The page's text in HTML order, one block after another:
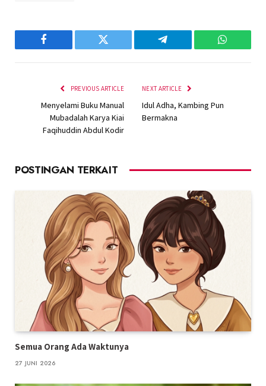
Facebook Twitter Telegram
PREVIOUS ARTICLE
Menyelami Buku Manual
Mubadalah Karya Kiai
Faqihuddin Abdul Kodir
NEXT ARTICLE
Idul Adha, Kambing Pun
Bermakna
POSTINGAN TERKAIT
Semua Orang Ada Waktunya
27 JUNI 2026